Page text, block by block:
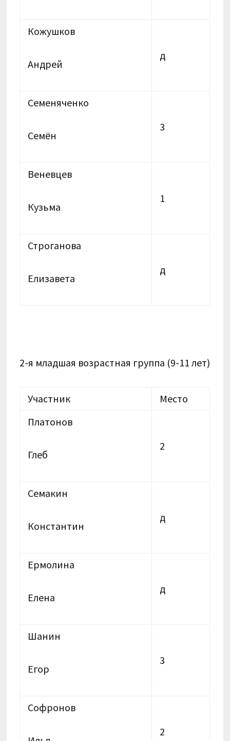
Кожушков
Андрей
д
Семеняченко
Семён
3
Веневцев
Кузьма
1
Строганова
Елизавета
д
2-я младшая возрастная группа (9-11 лет)
Участник
Место
Платонов
Глеб
2
Семакин
Константин
д
Ермолина
Елена
д
Шанин
Егор
3
Софронов
2